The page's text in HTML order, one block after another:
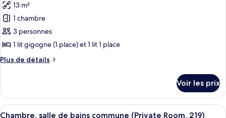
salle
de
bains
commune
photos
pour
ce
type
chambre :
de
bains
13 m²
1 chambre
3 personnes
1 lit gigogne (1 place) et 1 lit 1 place
Plus de détails
Plus
le
type
de
Voir les prix
Afficher
Une petite cuisine équipée d’un
1
Chambre, salle de bains commune (Private Room, 219)